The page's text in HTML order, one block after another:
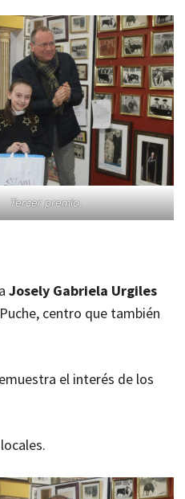
Tercer premio.
Josely Gabriela Urgiles
centro que también
el interés de los